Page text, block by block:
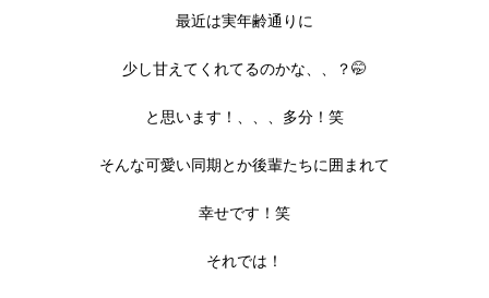
最近は実年齢通りに
少し甘えてくれてるのかな、、？🤭
と思います！、、、多分！笑
そんな可愛い同期とか後輩たちに囲まれて
幸せです！笑
それでは！